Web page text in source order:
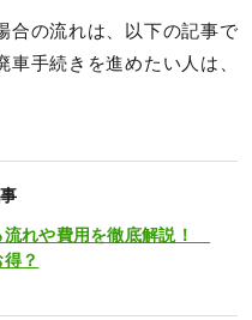
合の流れは、以下の記事で
手続きを進めたい人は、
流れや費用を徹底解説！
？